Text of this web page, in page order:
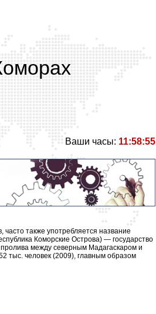
Ваши часы: 11:58:55
также употребляется название
Коморские Острова) — государство
между северным Мадагаскаром и
тыс. человек (2009), главным образом